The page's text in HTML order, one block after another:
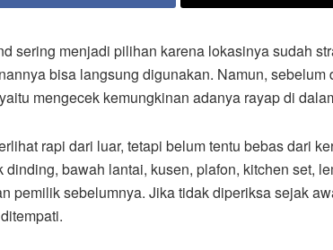
sering menjadi pilihan karena lokasinya sudah
bisa langsung digunakan. Namun, sebelum
mengecek kemungkinan adanya rayap di
rapi dari luar, tetapi belum tentu bebas dari
bawah lantai, kusen, plafon, kitchen set,
pemilik sebelumnya. Jika tidak diperiksa sejak